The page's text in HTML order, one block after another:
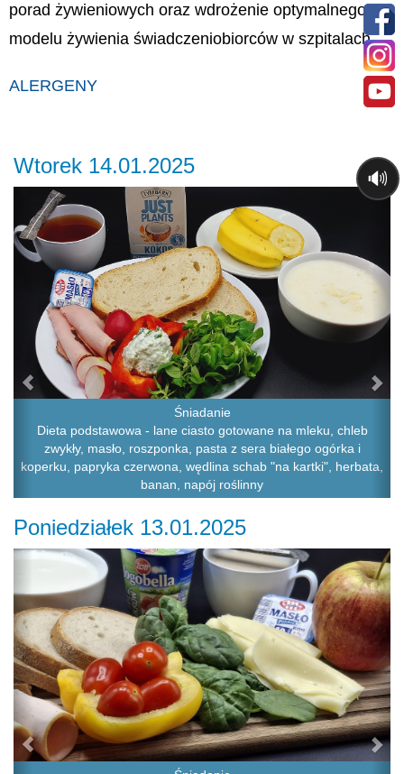
porad żywieniowych oraz wdrożenie optymalnego
modelu żywienia świadczeniobiorców w szpitalach.
ALERGENY
Wtorek 14.01.2025
Śniadanie
Dieta podstawowa - lane ciasto gotowane na mleku, chleb
zwykły, masło, roszponka, pasta z sera białego ogórka i
koperku, papryka czerwona, wędlina schab "na kartki", herbata,
banan, napój roślinny
Previous
Poniedziałek 13.01.2025
Previous
🔊